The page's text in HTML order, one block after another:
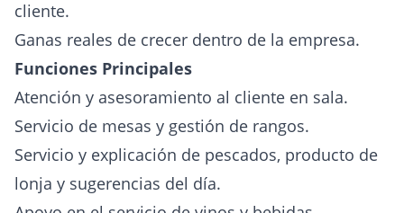
cliente.
Ganas reales de crecer dentro de la empresa.
Funciones Principales
Atención y asesoramiento al cliente en sala.
Servicio de mesas y gestión de rangos.
Servicio y explicación de pescados, producto de
lonja y sugerencias del día.